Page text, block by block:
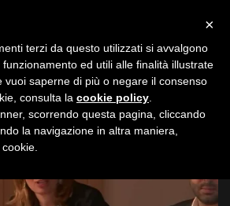
×
terzi da questo utilizzati si avvalgono
ed utili alle finalità illustrate
vuoi saperne di più o negare il consenso
consulta la cookie policy
scorrendo questa pagina, cliccando
la navigazione in altra maniera,